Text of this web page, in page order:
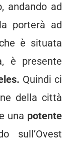
andando ad
porterà ad
che è situata
è presente
Quindi ci
della città
una potente
sull’Ovest